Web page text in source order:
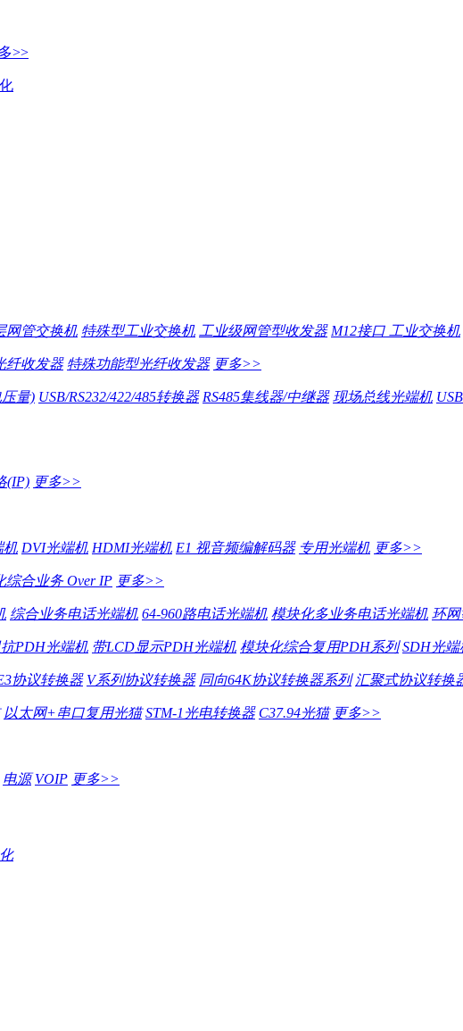
>>
网管交换机 特殊型工业交换机 工业级网管型收发器 M12接口 工业交换机
纤收发器 特殊功能型光纤收发器 更多>>
量) USB/RS232/422/485转换器 RS485集线器/中继器 现场总线光端机
(IP) 更多>>
机 DVI光端机 HDMI光端机 E1 视音频编解码器 专用光端机 更多>>
综合业务 Over IP 更多>>
综合业务电话光端机 64-960路电话光端机 模块化多业务电话光端机 环
PDH光端机 带LCD显示PDH光端机 模块化综合复用PDH系列 SDH光端
协议转换器 V系列协议转换器 同向64K协议转换器系列 汇聚式协议转换
以太网+串口复用光猫 STM-1光电转换器 C37.94光猫 更多>>
电源 VOIP 更多>>